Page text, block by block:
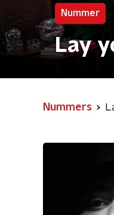
Nummer
Lay
Nummers